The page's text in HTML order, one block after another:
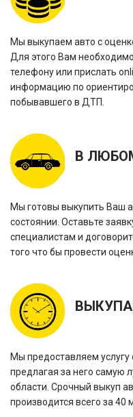
Мы выкупаем авто с
Для этого Вам
телефону или прислать
информацию по
побывавшего в ДТП.
В
Мы готовы выкупить Ваш
состоянии. Оставьте
специалистам и
того что бы провести
Мы предоставляем услугу
предлагая за него самую
области. Срочный выкуп
производится всего за 40